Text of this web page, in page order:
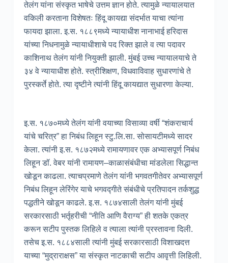
तेलंग यांना संस्कृत भाषेचे उत्तम ज्ञान होते. त्यामुळे न्यायालयात
वकिली करताना विशेषतः हिंदू कायद्या संदर्भात याचा त्यांना
फायदा झाला. इ.स. १८८९मध्ये न्यायाधीश नानाभाई हरिदास
यांच्या निधनामुळे न्यायाधीशाचे पद रिक्त झाले व त्या पदावर
काशिनाथ तेलंग यांनी नियुक्ती झाली. मुंबई उच्च न्यायालयाचे ते
३४ वे न्यायाधीश होते. स्त्रीशिक्षण, विधवाविवाह सुधारणांचे ते
पुरस्कर्ते होते. त्या दृष्टीने त्यांनी हिंदू कायद्यात सुधारणा केल्या.
इ.स. १८७०मध्ये तेलंग यांनी वयाच्या विसाव्या वर्षी “शंकराचार्य
यांचे चरित्र” हा निबंध लिहून स्टु.लि.सा. सोसायटीमध्ये सादर
केला. त्यांनी इ.स. १८७२मध्ये रामायणावर एक अभ्यासपूर्ण निबंध
लिहून डॉ. वेबर यांनी रामायण–काळासंबंधीचा मांडलेला सिद्धान्त
खोडून काढला. त्याचप्रमाणे तेलंग यांनी भगवतगीतेवर अभ्यासपूर्ण
निबंध लिहून लेरिंगेर याचे भगवद्गीते संबंधीचे प्रतिपादन तर्कशुद्ध
पद्धतीने खोडून काढले. इ.स. १८७४साली तेलंग यांनी मुंबई
सरकारसाठी भर्तृहरीची “नीति आणि वैराग्य” ही शतके एकत्र
करून सटीप पुस्तक लिहिले व त्याला त्यांनी प्रस्तावना दिली.
तसेच इ.स. १८८४साली त्यांनी मुंबई सरकारसाठी विशाखदत्त
याच्या “मुद्राराक्षस” या संस्कृत नाटकाची सटीप आवृत्ती लिहिली.